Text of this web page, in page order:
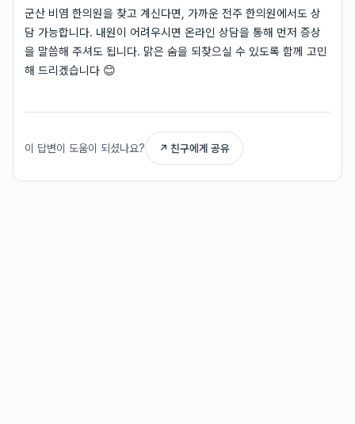
군산 비염 한의원을 찾고 계신다면, 가까운 전주 한의원에서도 상
담 가능합니다. 내원이 어려우시면 온라인 상담을 통해 먼저 증상
을 말씀해 주셔도 됩니다. 맑은 숨을 되찾으실 수 있도록 함께 고민
해 드리겠습니다 😊
이 답변이 도움이 되셨나요? ↗ 친구에게 공유